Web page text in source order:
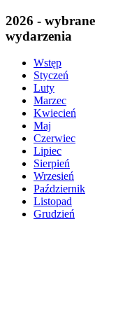
2026 - wybrane
wydarzenia
Wstęp
Styczeń
Luty
Marzec
Kwiecień
Maj
Czerwiec
Lipiec
Sierpień
Wrzesień
Październik
Listopad
Grudzień